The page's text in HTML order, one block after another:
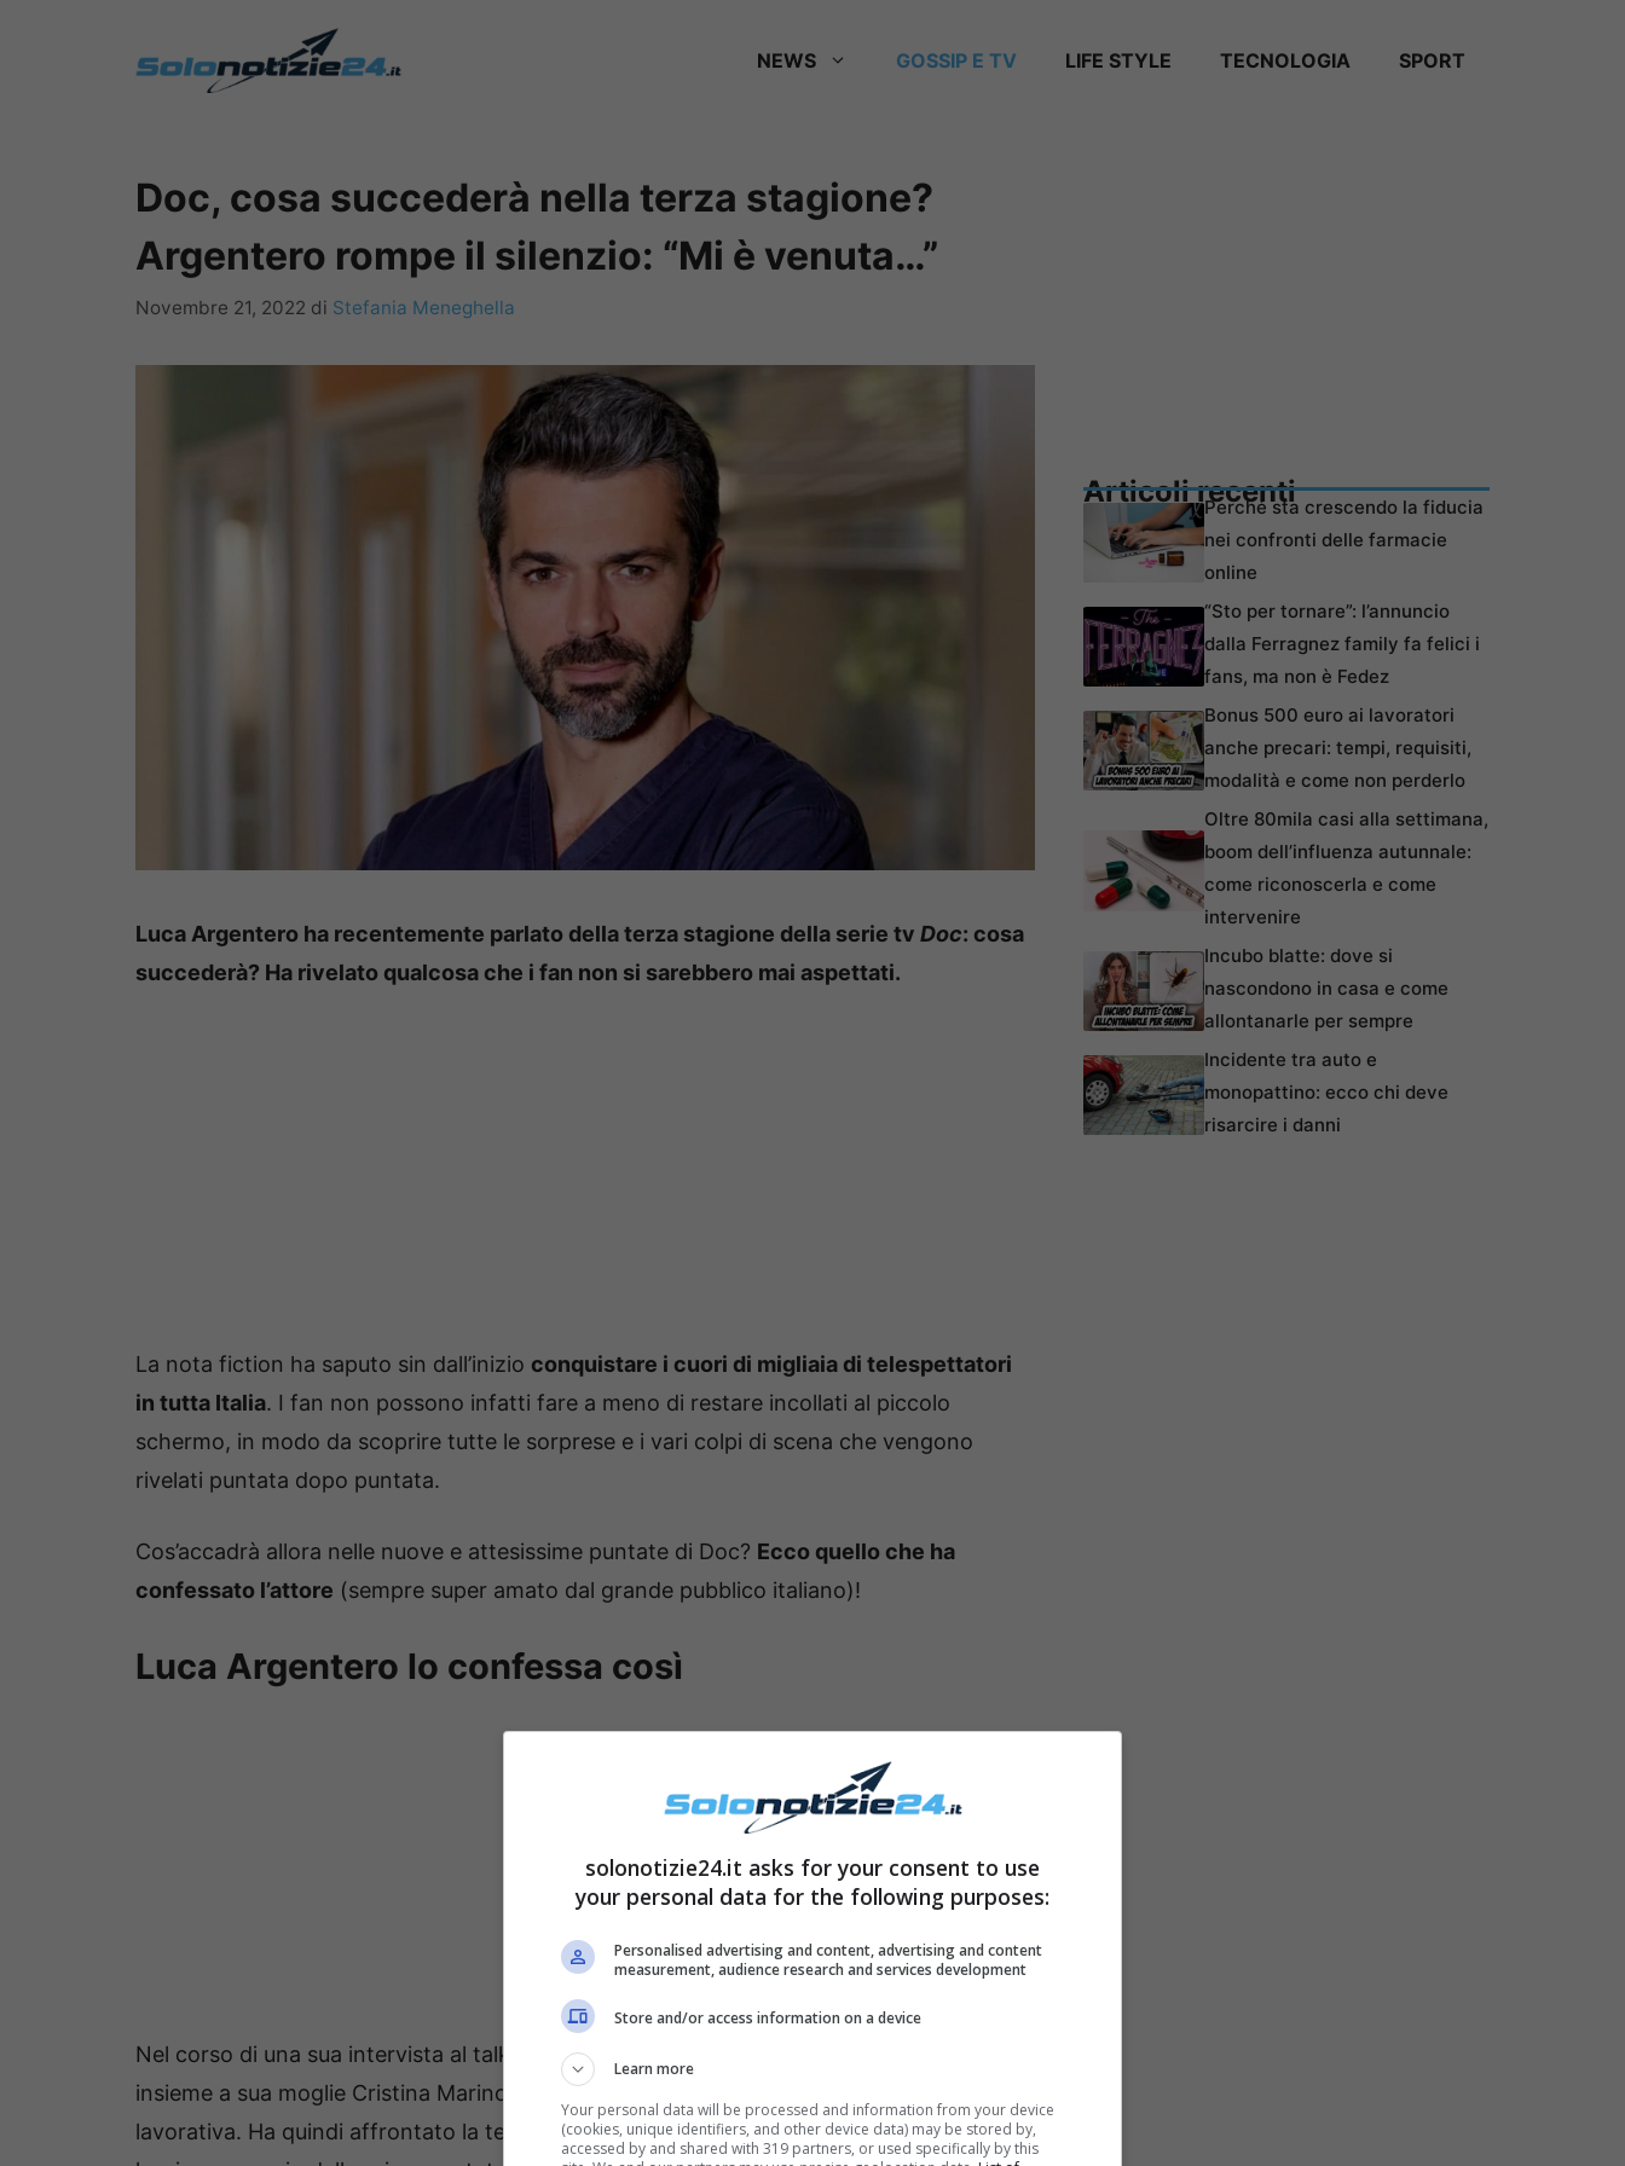
NEWS GOSSIP E TV LIFE STYLE TECNOLOGIA SPORT
Doc, cosa succederà nella terza stagione?
Argentero rompe il silenzio: “Mi è venuta…”
Novembre 21, 2022 di Stefania Meneghella
Luca Argentero ha recentemente parlato della terza stagione della serie tv Doc: cosa
succederà? Ha rivelato qualcosa che i fan non si sarebbero mai aspettati.
La nota fiction ha saputo sin dall’inizio conquistare i cuori di migliaia di telespettatori
in tutta Italia. I fan non possono infatti fare a meno di restare incollati al piccolo
schermo, in modo da scoprire tutte le sorprese e i vari colpi di scena che vengono
rivelati puntata dopo puntata.
Cos’accadrà allora nelle nuove e attesissime puntate di Doc? Ecco quello che ha
confessato l’attore (sempre super amato dal grande pubblico italiano)!
Luca Argentero lo confessa così
Nel corso di una sua intervista al talk showChe Tempo Che Fa
insieme a sua moglie Cristina Marino), l’attore ha parlato un po’ della sua vita privata e
lavorativa. Ha quindi affrontato la tematica della serie tv che lo vede protagonista e che
Articoli recentiPerché sta crescendo la fiducia
nei confronti delle farmacie
online
“Sto per tornare”: l’annuncio
dalla Ferragnez family fa felici i
fans, ma non è Fedez
Bonus 500 euro ai lavoratori
anche precari: tempi, requisiti,
modalità e come non perderlo
Oltre 80mila casi alla settimana,
boom dell’influenza autunnale:
come riconoscerla e come
intervenire
Incubo blatte: dove si
nascondono in casa e come
allontanarle per sempre
Incidente tra auto e
monopattino: ecco chi deve
risarcire i danni
solonotizie24.it asks for your consent to use
your personal data for the following purposes:
Personalised advertising and content, advertising and content
measurement, audience research and services development
Store and/or access information on a device
Learn more
Your personal data will be processed and information from your device
(cookies, unique identifiers, and other device data) may be stored by,
accessed by and shared with 319 partners, or used specifically by this